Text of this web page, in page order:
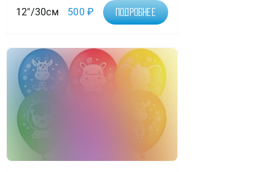
12"/30см 500₽ Подробнее